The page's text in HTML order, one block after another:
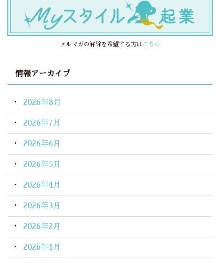
メルマガの解除を希望する方は こちら
情報アーカイブ
2026年8月
2026年7月
2026年6月
2026年5月
2026年4月
2026年3月
2026年2月
2026年1月